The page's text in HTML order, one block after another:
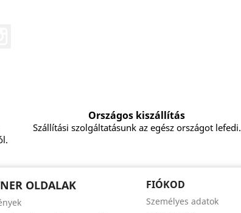
Országos kiszállítás
Szállítási szolgáltatásunk az egész országot lefedi.
OLDALAK FIÓKOD
Személyes adatok